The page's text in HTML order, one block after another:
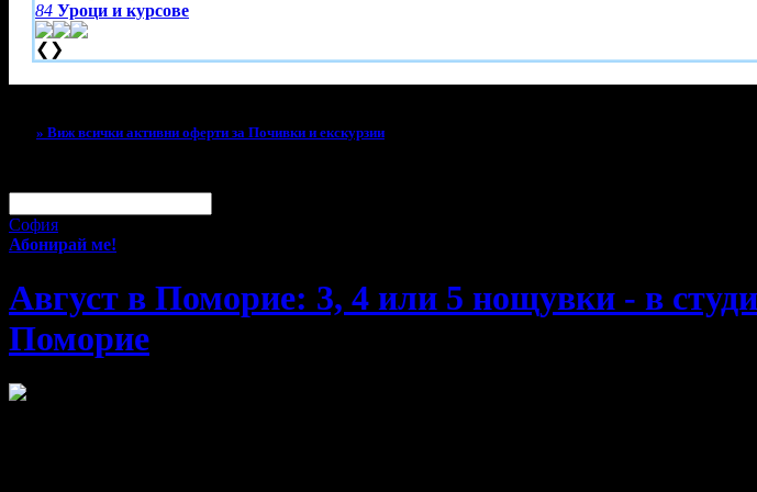
84 Уроци и курсове
❮ ❯
» Виж всички активни оферти за Почивки и екскурзии
София
Абонирай ме!
Август в Поморие: 3, 4 или 5 нощувки - в
Поморие